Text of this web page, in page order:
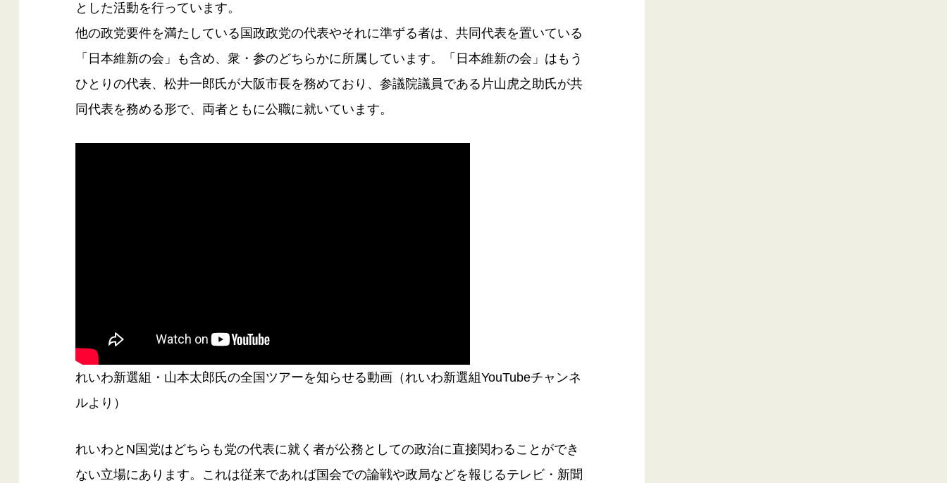
とした活動を行っています。
他の政党要件を満たしている国政政党の代表やそれに準ずる者は、共同代表を置いている
「日本維新の会」も含め、衆・参のどちらかに所属しています。「日本維新の会」はもう
ひとりの代表、松井一郎氏が大阪市長を務めており、参議院議員である片山虎之助氏が共
同代表を務める形で、両者ともに公職に就いています。
れいわ新選組・山本太郎氏の全国ツアーを知らせる動画（れいわ新選組YouTubeチャンネ
ルより）
れいわとN国党はどちらも党の代表に就く者が公務としての政治に直接関わることができ
ない立場にあります。これは従来であれば国会での論戦や政局などを報じるテレビ・新聞